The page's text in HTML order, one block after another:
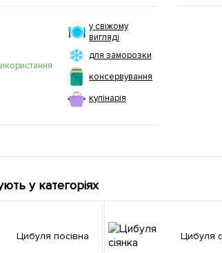
у свіжому
вигляді
для заморозки
консервування
кулінарія
у категоріях
Цибуля посівна Цибуля